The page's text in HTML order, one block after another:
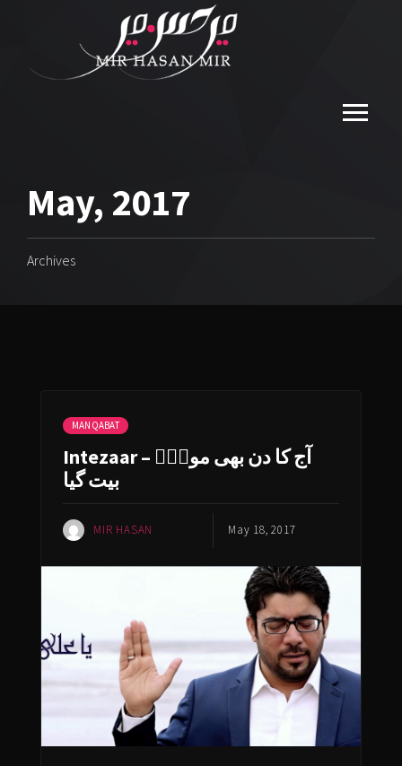
May, 2017
Archives
MANQABAT
Intezaar – آج کا دن بھی مولاؑ
بیت گیا
MIR HASAN May 18, 2017